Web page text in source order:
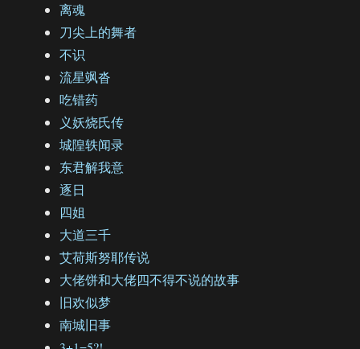
离魂
刀尖上的舞者
不识
流星飒沓
吃错药
义妖烧氏传
城隍轶闻录
东君解我意
逐日
四姐
大道三千
艾荷斯努耶传说
大佬饼和大佬四不得不说的故事
旧欢似梦
南城旧事